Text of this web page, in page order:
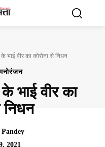
के भाई वीर का कोरोना से निधन
के भाई वीर का
निधन
2021